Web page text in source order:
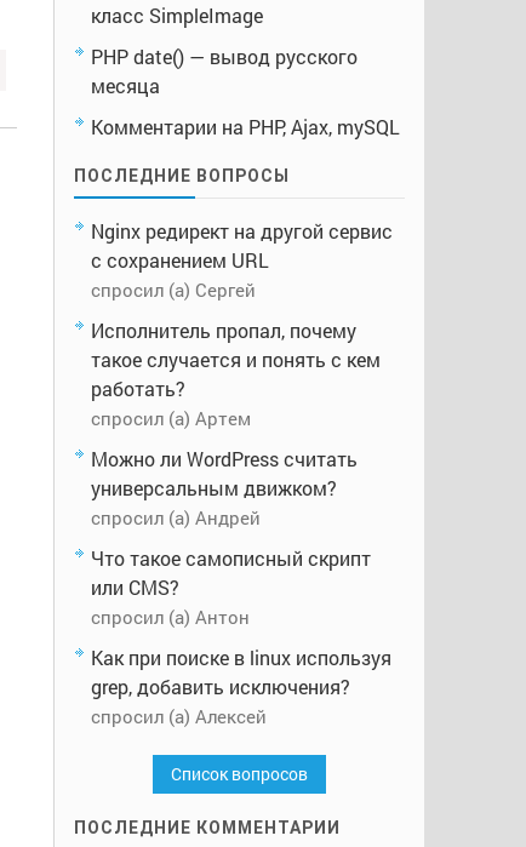
класс SimpleImage
PHP date() — вывод русского
месяца
Комментарии на PHP, Ajax, mySQL
ПОСЛЕДНИЕ ВОПРОСЫ
Nginx редирект на другой сервис
с сохранением URL
спросил (а) Сергей
Исполнитель пропал, почему
такое случается и понять с кем
работать?
спросил (а) Артем
Можно ли WordPress считать
универсальным движком?
спросил (а) Андрей
Что такое самописный скрипт
или CMS?
спросил (а) Антон
Как при поиске в linux используя
grep, добавить исключения?
спросил (а) Алексей
Список вопросов
ПОСЛЕДНИЕ КОММЕНТАРИИ